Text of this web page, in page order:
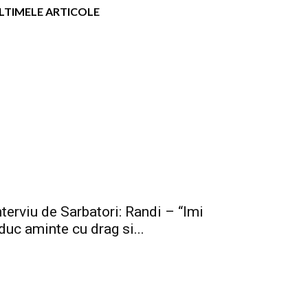
ARTICOLE
de Sarbatori: Randi – “Imi
aminte cu drag si...